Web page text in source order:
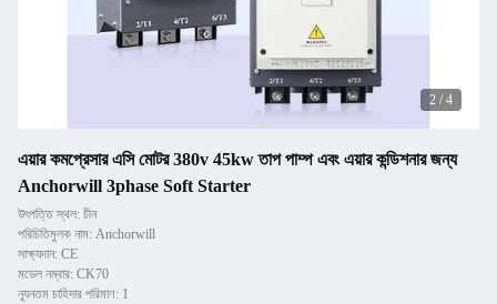
2 / 4
এয়ার কমপ্রেসার এসি মোটর 380v 45kw তাপ পাম্প এবং এয়ার কন্ডিশনার জন্য
Anchorwill 3phase Soft Starter
উৎপত্তি স্থল: চীন
পরিচিতিমুলক নাম: Anchorwill
সাক্ষ্যদান: CE
মডেল নম্বার: CK70
ন্যূনতম চাহিদার পরিমাণ: 1